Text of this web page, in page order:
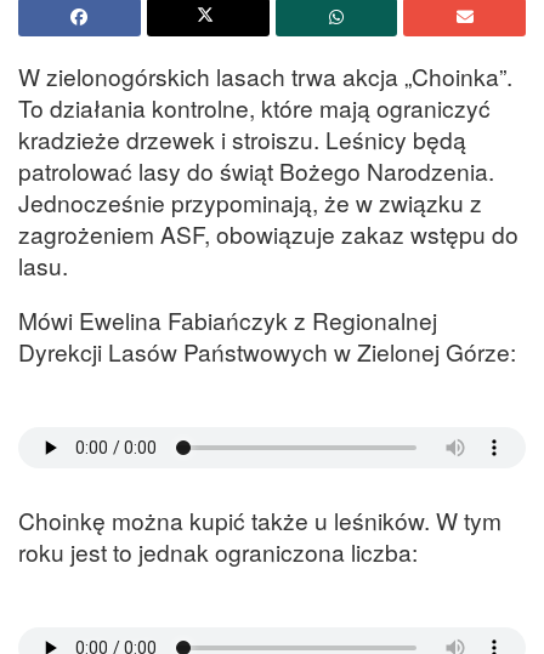
W zielonogórskich lasach trwa akcja „Choinka”.
To działania kontrolne, które mają ograniczyć
kradzieże drzewek i stroiszu. Leśnicy będą
patrolować lasy do świąt Bożego Narodzenia.
Jednocześnie przypominają, że w związku z
zagrożeniem ASF, obowiązuje zakaz wstępu do
lasu.
Mówi Ewelina Fabiańczyk z Regionalnej
Dyrekcji Lasów Państwowych w Zielonej Górze:
Choinkę można kupić także u leśników. W tym
roku jest to jednak ograniczona liczba: